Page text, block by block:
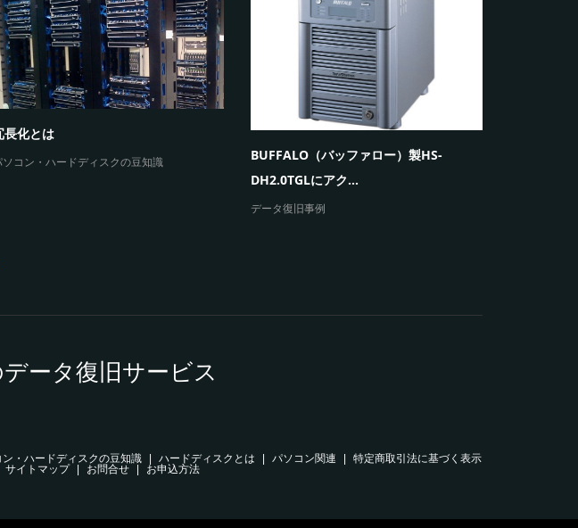
馬 e.tre456_wormに感染し
...
ージと障害
Windows10だけが、共有フォルダにア
ータ復旧サービス
ン・ハードディスクの豆知識 ハードディスクとは パソコン関連
特定商取引法に基づく表示
サイトマップ お問合せ お申込方法